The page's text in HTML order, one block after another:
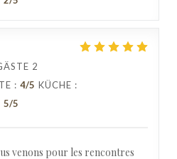
2
: 4/5 KÜCHE :
5/5
venons pour les rencontres